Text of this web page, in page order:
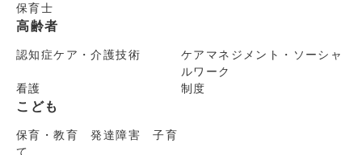
保育士
高齢者
認知症ケア・介護技術
ケアマネジメント・ソーシャ
ルワーク
看護
制度
こども
保育・教育 発達障害 子育
て